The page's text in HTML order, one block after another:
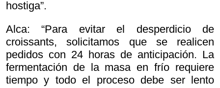
hostiga”.
Alca: “Para evitar el desperdicio de
croissants, solicitamos que se realicen
pedidos con 24 horas de anticipación. La
fermentación de la masa en frío requiere
tiempo y todo el proceso debe ser lento